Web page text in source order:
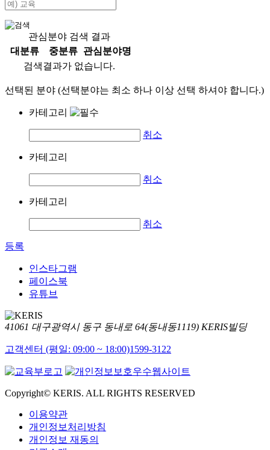
관심분야 검색 결과
대분류
중분류
관심분야명
검색결과가 없습니다.
선택된 분야 (선택분야는 최소 하나 이상 선택 하셔야 합니다.)
카테고리
취소
카테고리
취소
카테고리
취소
등록
인스타그램
페이스북
유튜브
41061 대구광역시 동구 동내로 64(동내동1119) KERIS빌딩
고객센터 (평일: 09:00 ~ 18:00)1599-3122
Copyright© KERIS. ALL RIGHTS RESERVED
이용약관
개인정보처리방침
개인정보 재동의